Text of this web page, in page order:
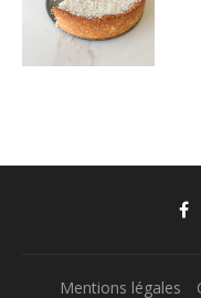
Mentions légales